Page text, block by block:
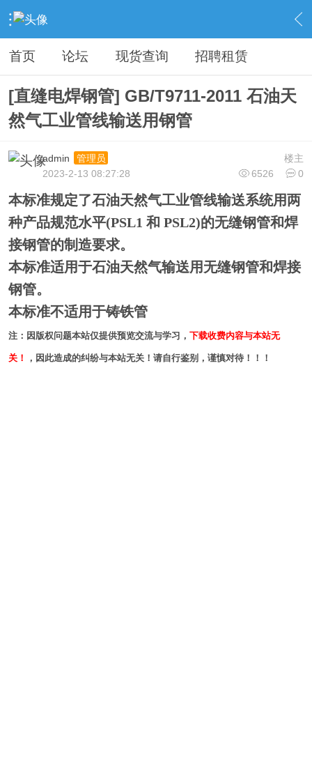
› 钢铁综合服务 › 钢材执行标准 › 内容
首页 论坛 现货查询 招聘租赁
[直缝电焊钢管] GB/T9711-2011 石油天
然气工业管线输送用钢管
楼主
admin
管理员
6526
0
2023-2-13 08:27:28
本标准规定了石油天然气工业管线输送系统用两
种产品规范水平(PSL1 和 PSL2)的无缝钢管和焊
接钢管的制造要求。
本标准适用于石油天然气输送用无缝钢管和焊接
钢管。
本标准不适用于铸铁管
注：因版权问题本站仅提供预览交流与学习， 下载收费内容与本站无
关！ ，因此造成的纠纷与本站无关！请自行鉴别，谨慎对待！！！